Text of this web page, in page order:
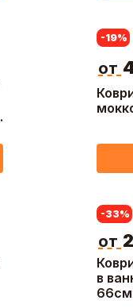
-19%
от
в
-33%
от